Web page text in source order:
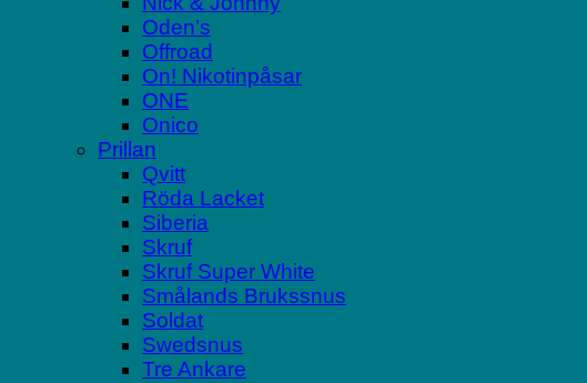
Oden’s
Offroad
On! Nikotinpåsar
ONE
Onico
Prillan
Qvitt
Röda Lacket
Siberia
Skruf
Skruf Super White
Smålands Brukssnus
Soldat
Swedsnus
Tre Ankare